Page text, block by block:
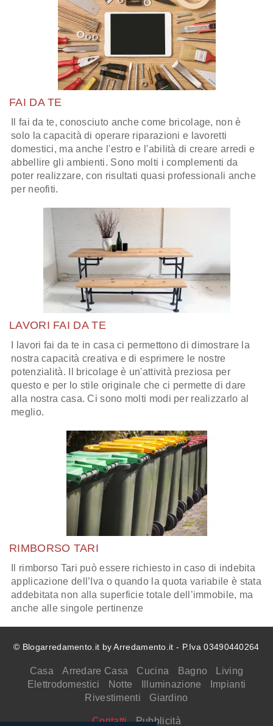
FAI DA TE
Il fai da te, conosciuto anche come bricolage, non è
solo la capacità di operare riparazioni e lavoretti
domestici, ma anche l'estro e l'abilità di creare arredi e
abbellire gli ambienti. Sono molti i complementi da
poter realizzare, con risultati quasi professionali anche
per neofiti.
LAVORI FAI DA TE
I lavori fai da te in casa ci permettono di dimostrare la
nostra capacità creativa e di esprimere le nostre
potenzialità. Il bricolage è un'attività preziosa per
questo e per lo stile originale che ci permette di dare
alla nostra casa. Ci sono molti modi per realizzarlo al
meglio.
RIMBORSO TARI
Il rimborso Tari può essere richiesto in caso di indebita
applicazione dell’Iva o quando la quota variabile è stata
addebitata non alla superficie totale dell’immobile, ma
anche alle singole pertinenze
© Blogarredamento.it by Arredamento.it - P.Iva 03490440264
Casa Arredare Casa Cucina Bagno
Living
Elettrodomestici
Notte Illuminazione
Impianti
Rivestimenti
Giardino
Contatti Pubblicità